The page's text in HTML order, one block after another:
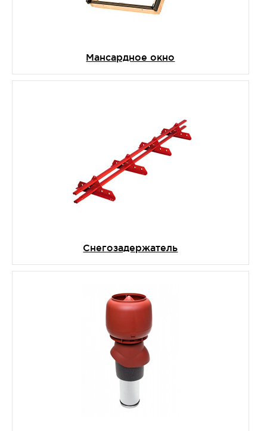
Мансардное окно
Снегозадержатель